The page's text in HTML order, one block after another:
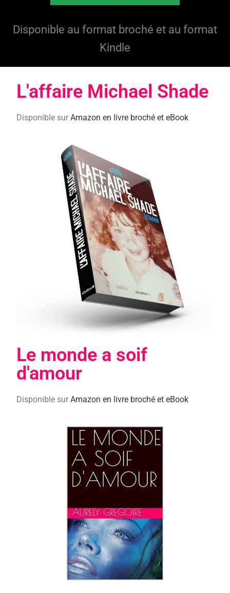
Disponible au format broché et au format
Kindle
L'affaire Michael Shade​
Disponible surAmazon en livre broché et eBook
Le monde a soif
d'amour
Disponible surAmazon en livre broché et eBook